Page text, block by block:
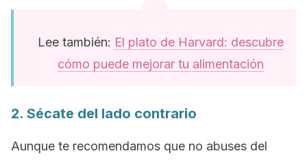
Lee también: El plato de Harvard: descubre
cómo puede mejorar tu alimentación
2. Sécate del lado contrario
Aunque te recomendamos que no abuses del